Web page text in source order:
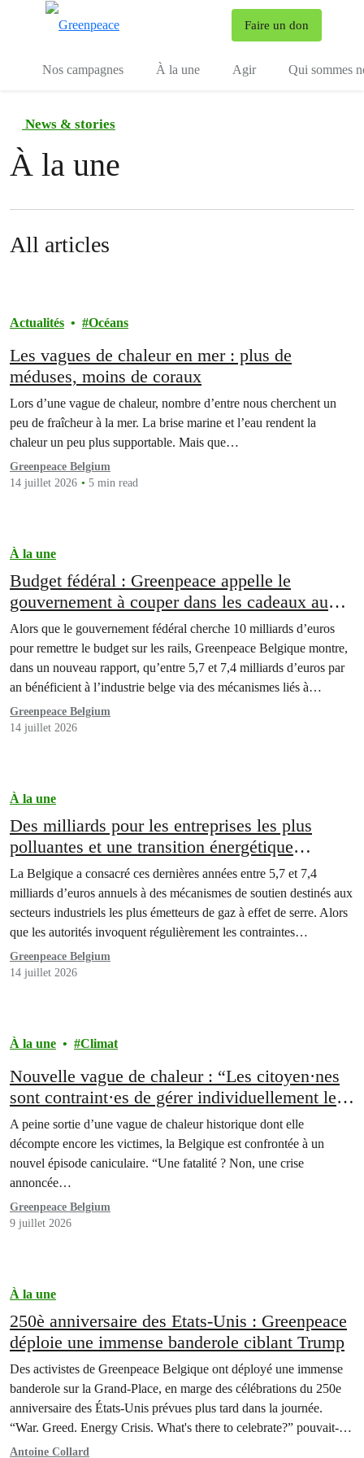
Faire un don
Nos campagnes À la une Agir Qui sommes
News & stories
À la une
All articles
Actualités Océans
Les vagues de chaleur en mer : plus de
méduses, moins de coraux
Lors d’une vague de chaleur, nombre d’entre nous cherchent un
peu de fraîcheur à la mer. La brise marine et l’eau rendent la
chaleur un peu plus supportable. Mais que…
Greenpeace Belgium
14 juillet 2026
5 min read
À la une
Budget fédéral : Greenpeace appelle le
gouvernement à couper dans les cadeaux aux
industries polluantes
Alors que le gouvernement fédéral cherche 10 milliards d’euros
pour remettre le budget sur les rails, Greenpeace Belgique montre,
dans un nouveau rapport, qu’entre 5,7 et 7,4 milliards d’euros par
an bénéficient à l’industrie belge via des mécanismes liés à
l’énergie et au climat, avec un avantage particulier pour des
secteurs fortement polluants. « La situation climatique…
Greenpeace Belgium
14 juillet 2026
À la une
Des milliards pour les entreprises les plus
polluantes et une transition énergétique
supportée par les citoyen·nes
La Belgique a consacré ces dernières années entre 5,7 et 7,4
milliards d’euros annuels à des mécanismes de soutien destinés aux
secteurs industriels les plus émetteurs de gaz à effet de serre. Alors
que les autorités invoquent régulièrement les contraintes
budgétaires pour réduire les investissements dans des domaines
essentiels comme la santé, l’éducation ou la…
Greenpeace Belgium
14 juillet 2026
À la une Climat
Nouvelle vague de chaleur : “Les citoyen·nes
sont contraint·es de gérer individuellement les
conséquences de l’inaction de nos
gouvernements”
A peine sortie d’une vague de chaleur historique dont elle
décompte encore les victimes, la Belgique est confrontée à un
nouvel épisode caniculaire. “Une fatalité ? Non, une crise
annoncée…
Greenpeace Belgium
9 juillet 2026
À la une
250è anniversaire des Etats-Unis : Greenpeace
déploie une immense banderole ciblant Trump
Des activistes de Greenpeace Belgique ont déployé une immense
banderole sur la Grand-Place, en marge des célébrations du 250e
anniversaire des États-Unis prévues plus tard dans la journée.
“War. Greed. Energy Crisis. What's there to celebrate?” pouvait-on
lire sur la banderole qui s’étendait sur 600 mètres carrés.
Antoine Collard